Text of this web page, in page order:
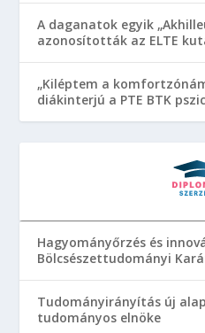
A daganatok egyik
azonosították az ELTE
„Kiléptem a
diákinterjú a PTE BTK
Hagyományőrzés és
Bölcsészettudományi
Tudományirányítás új
tudományos elnöke